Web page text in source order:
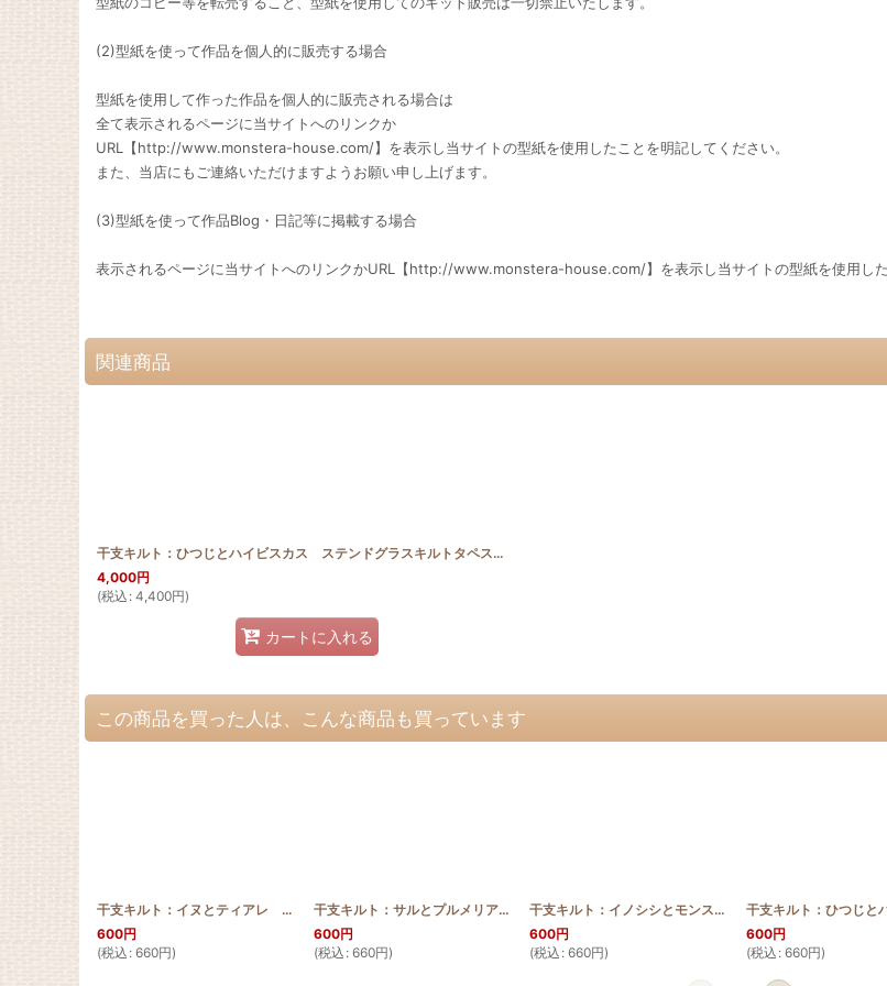
(2)型紙を使って作品を個人的に販売する場合
型紙を使用して作った作品を個人的に販売される場合は
全て表示されるページに当サイトへのリンクか
URL【http://www.monstera-house.com/】を表示し当サイトの型紙を使用したことを明記してください。
また、当店にもご連絡いただけますようお願い申し上げます。
(3)型紙を使って作品Blog・日記等に掲載する場合
表示されるページに当サイトへのリンクかURL【http://www.monstera-house.com/】を表示し当サイトの型紙を使用した
関連商品
干支キルト：ひつじとハイビスカス ステンドグラスキルトタペストリー30_40
4,000円
(税込 : 4,400円)
カートに入れる
この商品を買った人は、こんな商品も買っています
干支キルト：イヌとティアレ ステンドグラスキルトタペストリー30_40 Pattern [SGQ_2018_Inu_Pattern]
600円
(税込 : 660円)
干支キルト：サルとプルメリア ステンドグラスキルトタペストリー30_40 Pattern [
600円
(税込 : 660円)
干支キルト：イノシシとモンステラ ステンドグラスキルトタペストリー30_40 Pattern
600円
(税込 : 660円)
600円
(税込 : 660円)